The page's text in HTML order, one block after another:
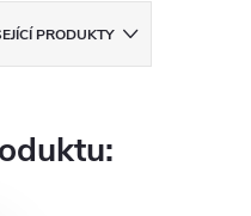
PRODUKTY